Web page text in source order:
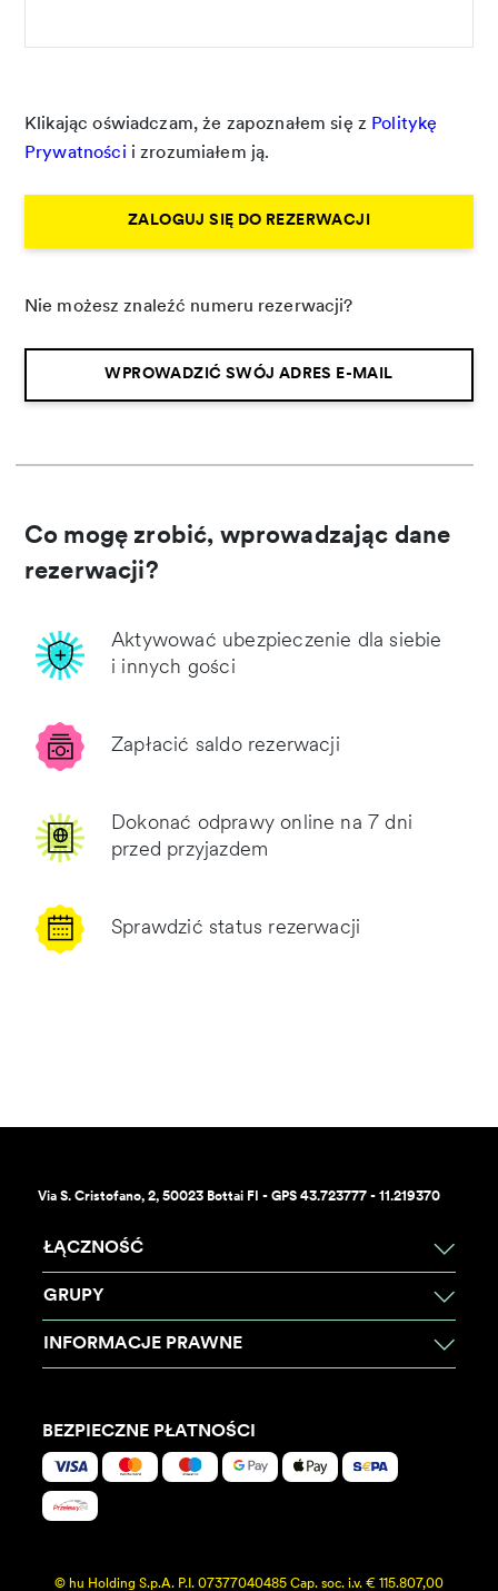
Klikając oświadczam, że zapoznałem się z Politykę
Prywatności i zrozumiałem ją.
ZALOGUJ SIĘ DO REZERWACJI
Nie możesz znaleźć numeru rezerwacji?
WPROWADZIĆ SWÓJ ADRES E-MAIL
Co mogę zrobić, wprowadzając dane
rezerwacji?
Aktywować ubezpieczenie dla siebie
i innych gości
Zapłacić saldo rezerwacji
Dokonać odprawy online na 7 dni
przed przyjazdem
Sprawdzić status rezerwacji
Via S. Cristofano, 2, 50023 Bottai FI - GPS 43.723777 - 11.219370
ŁĄCZNOŚĆ
GRUPY
INFORMACJE PRAWNE
BEZPIECZNE PŁATNOŚCI
© hu Holding S.p.A. P.I. 07377040485 Cap. soc. i.v. € 115.807,00